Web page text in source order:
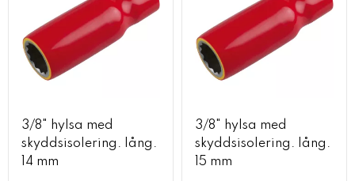
3/8" hylsa med
skyddsisolering. lång.
14 mm
3/8" hylsa med
skyddsisolering. lång.
15 mm